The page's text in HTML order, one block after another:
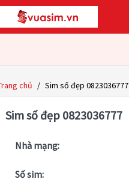
chủ / Sim số đẹp 0823036777
Sim số đẹp 0823036777
Nhà mạng:
Số sim: